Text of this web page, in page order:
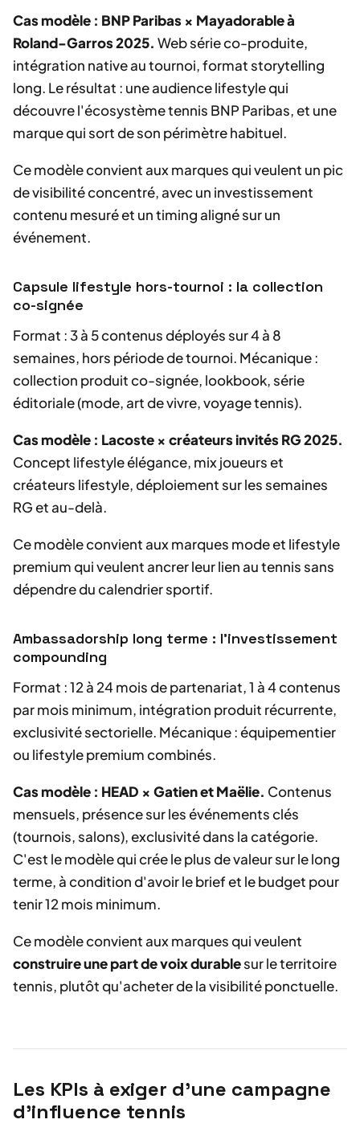
Cas modèle : BNP Paribas × Mayadorable à
Roland-Garros 2025. Web série co-produite,
intégration native au tournoi, format storytelling
long. Le résultat : une audience lifestyle qui
découvre l'écosystème tennis BNP Paribas, et une
marque qui sort de son périmètre habituel.
Ce modèle convient aux marques qui veulent un pic
de visibilité concentré, avec un investissement
contenu mesuré et un timing aligné sur un
événement.
Capsule lifestyle hors-tournoi : la collection
co-signée
Format : 3 à 5 contenus déployés sur 4 à 8
semaines, hors période de tournoi. Mécanique :
collection produit co-signée, lookbook, série
éditoriale (mode, art de vivre, voyage tennis).
Cas modèle : Lacoste × créateurs invités RG 2025.
Concept lifestyle élégance, mix joueurs et
créateurs lifestyle, déploiement sur les semaines
RG et au-delà.
Ce modèle convient aux marques mode et lifestyle
premium qui veulent ancrer leur lien au tennis sans
dépendre du calendrier sportif.
Ambassadorship long terme : l'investissement
compounding
Format : 12 à 24 mois de partenariat, 1 à 4 contenus
par mois minimum, intégration produit récurrente,
exclusivité sectorielle. Mécanique : équipementier
ou lifestyle premium combinés.
Cas modèle : HEAD × Gatien et Maëlie. Contenus
mensuels, présence sur les événements clés
(tournois, salons), exclusivité dans la catégorie.
C'est le modèle qui crée le plus de valeur sur le long
terme, à condition d'avoir le brief et le budget pour
tenir 12 mois minimum.
Ce modèle convient aux marques qui veulent
construire une part de voix durablesur le territoire
tennis, plutôt qu'acheter de la visibilité ponctuelle.
Les KPIs à exiger d'une campagne
d'influence tennis